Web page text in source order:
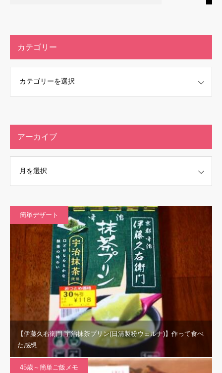
カテゴリー
アーカイブ
簡単デザート
【伊藤久右衛門 宇治抹茶プリン(日清製粉ウェルナ)】作って食べ
た感想
45歳～簡単ご飯メモ